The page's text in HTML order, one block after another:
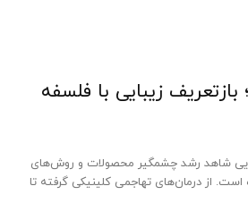
NBB Cosmetics؛ بازتعریف زیبایی با فلسفه
شاهد رشد چشمگیر محصولات و روش‌های
از درمان‌های تهاجمی کلینیکی گرفته تا